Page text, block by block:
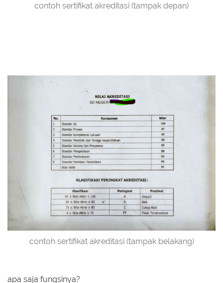
contoh sertifikat akreditasi (tampak depan)
contoh sertifikat akreditasi (tampak belakang)
apa saja fungsinya?